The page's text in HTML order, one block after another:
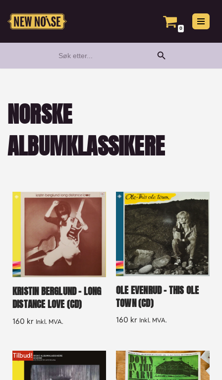
Hopp
0
for:
Search Button
NORSKE
ALBUMKLASSIKERE
KRISTIN BERGLUND – LONG
DISTANCE LOVE (CD)
160 kr Inkl. MVA.
OLE EVENRUD – THIS OLE
TOWN (CD)
160 kr Inkl. MVA.
Tilbud!